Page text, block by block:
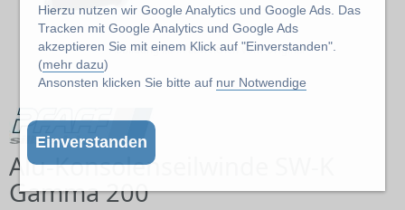
Hierzu nutzen wir Google Analytics und Google Ads. Das
Tracken mit Google Analytics und Google Ads
akzeptieren Sie mit einem Klick auf "Einverstanden".
(mehr dazu)
Ansonsten klicken Sie bitte auf nur Notwendige
Einverstanden
Abbildung kann abweichen vom Original
Alu-Konsolenseilwinde SW-K
Gamma 200